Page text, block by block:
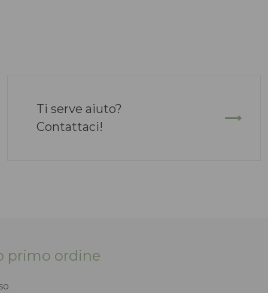
Ti serve aiuto?
Contattaci!
primo ordine